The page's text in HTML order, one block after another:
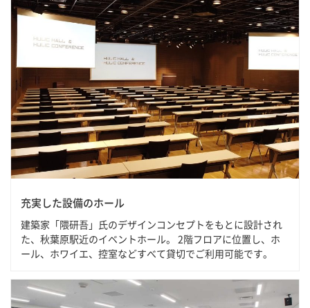
充実した設備のホール
建築家「隈研吾」氏のデザインコンセプトをもとに設計され
た、秋葉原駅近のイベントホール。 2階フロアに位置し、ホ
ール、ホワイエ、控室などすべて貸切でご利用可能です。